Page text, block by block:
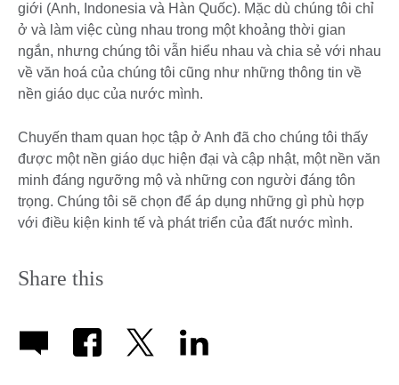
giới (Anh, Indonesia và Hàn Quốc). Mặc dù chúng tôi chỉ
ở và làm việc cùng nhau trong một khoảng thời gian
ngắn, nhưng chúng tôi vẫn hiểu nhau và chia sẻ với nhau
về văn hoá của chúng tôi cũng như những thông tin về
nền giáo dục của nước mình.
Chuyến tham quan học tập ở Anh đã cho chúng tôi thấy
được một nền giáo dục hiện đại và cập nhật, một nền văn
minh đáng ngưỡng mộ và những con người đáng tôn
trọng. Chúng tôi sẽ chọn để áp dụng những gì phù hợp
với điều kiện kinh tế và phát triển của đất nước mình.
Share this